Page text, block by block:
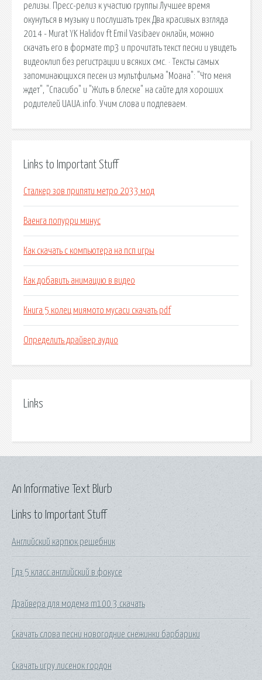
релизы. Пресс-релиз к участию группы Лучшее время
окунуться в музыку и послушать трек Два красивых взгляда
2014 - Murat YK Halidov ft Emil Vasibaev онлайн, можно
скачать его в формате mp3 и прочитать текст песни и увидеть
видеоклип без регистрации и всяких смс. · Тексты самых
запоминающихся песен из мультфильма "Моана": "Что меня
ждет", "Спасибо" и "Жить в блеске" на сайте для хороших
родителей UAUA.info. Учим слова и подпеваем.
Links to Important Stuff
Сталкер зов припяти метро 2033 мод
Ваенга попурри минус
Как скачать с компьютера на псп игры
Как добавить анимацию в видео
Книга 5 колец миямото мусаси скачать pdf
Определить драйвер аудио
Links
Links to Important Stuff
Английский карпюк решебник
Гдз 5 класс английский в фокусе
Драйвера для модема m100 3 скачать
Скачать слова песни новогодние снежинки барбарики
Скачать игру лисенок гордон
An Informative Text Blurb